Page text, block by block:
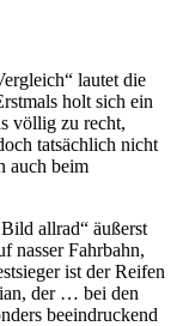
lautet die
holt sich ein
völlig zu recht,
tatsächlich nicht
auch beim
allrad“ äußerst
nasser Fahrbahn,
ist der Reifen
der … bei den
beeindruckend